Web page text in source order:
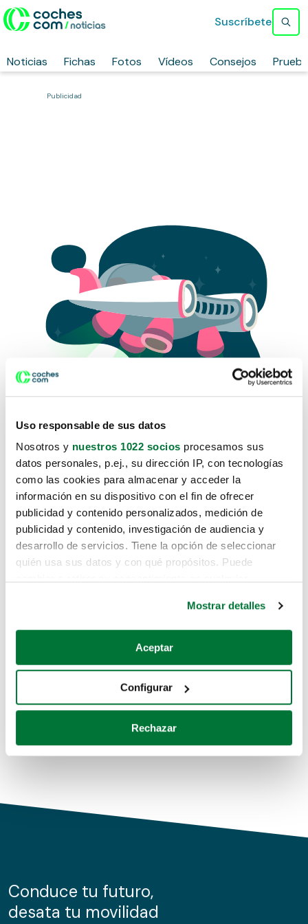
Uso responsable de sus datos
Nosotros y nuestros 1022 socios procesamos sus
datos personales, p.ej., su dirección IP, con tecnologías
como las cookies para almacenar y acceder la
información en su dispositivo con el fin de ofrecer
publicidad y contenido personalizados, medición de
publicidad y contenido, investigación de audiencia y
desarrollo de servicios. Tiene la opción de seleccionar
quién usa sus datos y con qué propósitos. Puede
Si lo permite, también quisiéramos:
Recopilar información sobre su ubicación geográfica
Identificar su dispositivo analizándolo activamente
para buscar características específicas (huellas
Obtenga más información sobre cómo se procesan sus
de cookies.
información sobre el uso que haga del sitio web con
nuestros partners de redes sociales, publicidad y análisis
Mostrar detalles
Aceptar
Configurar
Rechazar
Noticias Fichas Fotos Vídeos Consejos
Suscríbete
Publicidad
Lo sentimos, no sabemos como
te hemos traido hasta aquí.
Pero puedes encontrar el coche que estás
buscando en alguno de estos enlaces:
Coches de segunda mano
Coches de km0
Conduce tu futuro,
desata tu movilidad